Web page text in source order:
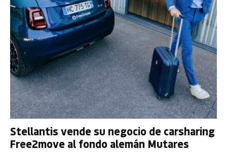
Stellantis vende su negocio de carsharing
Free2move al fondo alemán Mutares